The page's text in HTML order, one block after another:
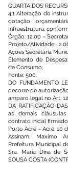
QUARTA DOS
4.1 Alteração do
dotação
Infraestrutura,
Órgão: 12.00 –
Projeto/Atividade:
Ações Secretaria
Elemento de
de Consumo;
Fonte: 500.
DO FUNDAMENTO
decorre de
amparo legal no Art.
DA RATIFICAÇÃO
as demais
contrato inicial
Porto Acre – Acre, 10
Assinam: Maximo
Prefeitura Municipal
Sra. Maria Dina de
SOUSA COSTA